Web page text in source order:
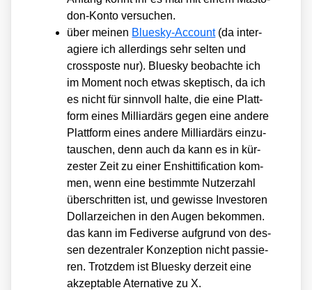
don-Kon­to ver­su­chen.
über mei­nen Blues­ky-Account(da inter­
agie­re ich aller­dings sehr sel­ten und
cross­pos­te nur). Blues­ky beob­ach­te ich
im Moment noch etwas skep­tisch, da ich
es nicht für sinn­voll hal­te, die eine Platt­
form eines Mil­li­ar­därs gegen eine ande­re
Platt­form eines ande­re Mil­li­ar­därs ein­zu­
tau­schen, denn auch da kann es in kür­
zes­ter Zeit zu einer Ens­hit­ti­fi­ca­ti­on kom­
men, wenn eine bestimm­te Nut­zer­zahl
über­schrit­ten ist, und gewis­se Inves­to­ren
Dol­lar­zei­chen in den Augen bekom­men.
das kann im Fedi­ver­se auf­grund von des­
sen dezen­tra­ler Kon­zep­ti­on nicht pas­sie­
ren. Trotz­dem ist Blues­ky der­zeit eine
akzep­ta­ble Ater­na­ti­ve zu X.